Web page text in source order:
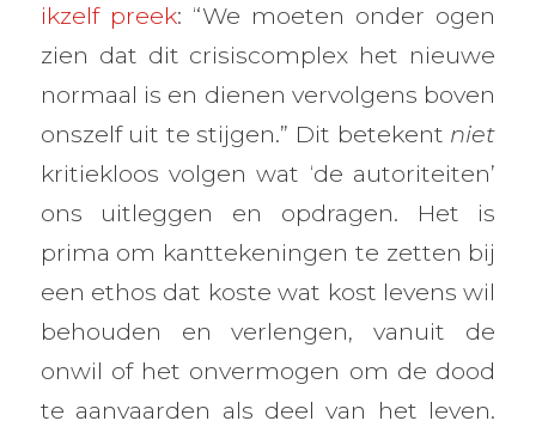
ikzelf preek: “We moeten onder ogen
zien dat dit crisiscomplex het nieuwe
normaal is en dienen vervolgens boven
onszelf uit te stijgen.” Dit betekent niet
kritiekloos volgen wat ‘de autoriteiten’
ons uitleggen en opdragen. Het is
prima om kanttekeningen te zetten bij
een ethos dat koste wat kost levens wil
behouden en verlengen, vanuit de
onwil of het onvermogen om de dood
te aanvaarden als deel van het leven.